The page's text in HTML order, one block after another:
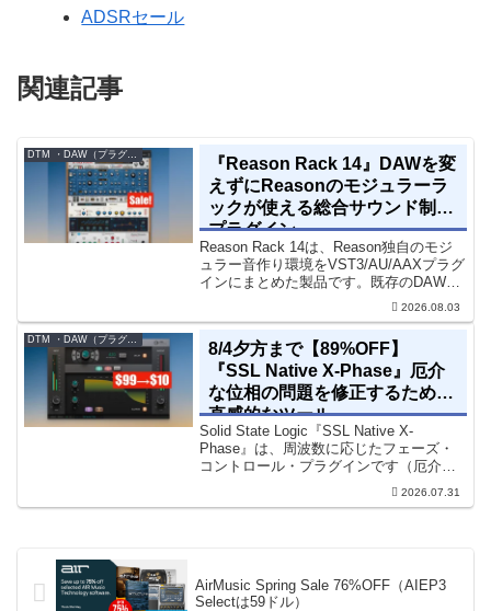
ADSRセール
関連記事
DTM ・DAW（プラグイン、シンセなど）のセール情報
『Reason Rack 14』DAWを変
えずにReasonのモジュラーラ
ックが使える総合サウンド制作
プラグイン
Reason Rack 14は、Reason独自のモジ
ュラー音作り環境をVST3/AU/AAXプラグ
インにまとめた製品です。既存のDAWを
乗り換えることなく、68種類のシンセや
エフェクト、CV配線をそのままトラック
2026.08.03
8/4夕方まで【89%OFF】
『SSL Native X-Phase』厄介
な位相の問題を修正するための
直感的なツール
Solid State Logic『SSL Native X-
Phase』は、周波数に応じたフェーズ・
コントロール・プラグインです（厄介な
位相の問題を修正するための直感的なツ
ールです）。特定の周波数で位相をシフ
2026.07.31
AirMusic Spring Sale 76%OFF（AIEP3
Selectは59ドル）